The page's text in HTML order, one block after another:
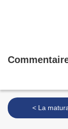
< La